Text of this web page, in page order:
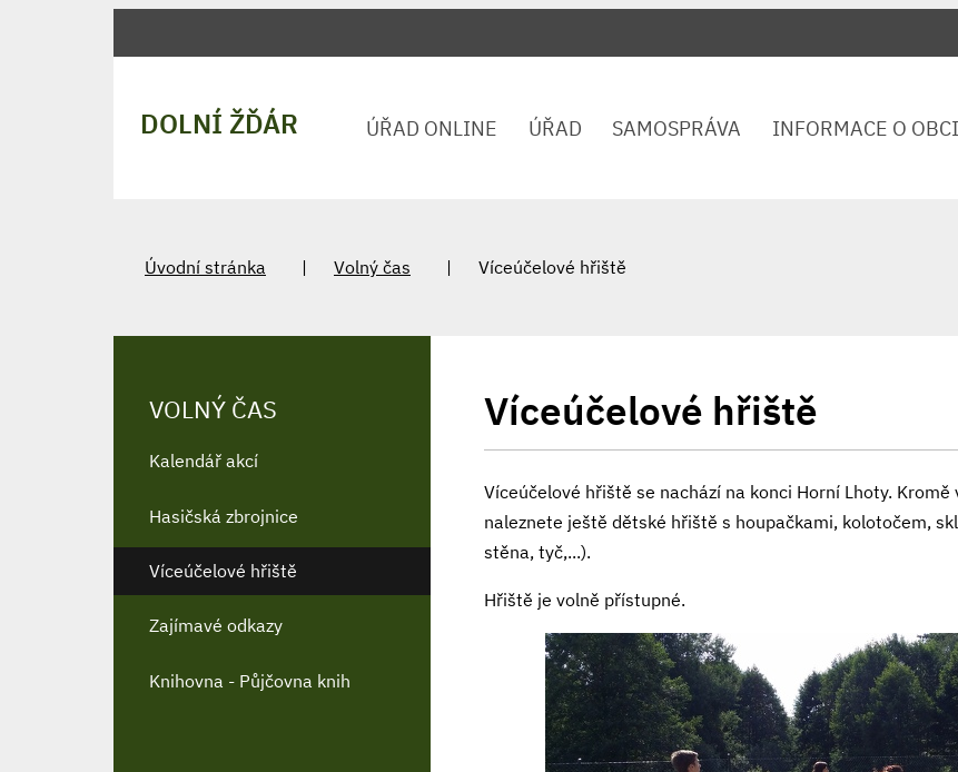
DOLNÍ ŽĎÁR ÚŘAD ONLINE ÚŘAD SAMOSPRÁVA INFORMACE O OBCI
Úvodní stránka Volný čas Víceúčelové hřiště
Víceúčelové hřiště
Víceúčelové hřiště se nachází na konci Horní Lhoty.
naleznete ještě dětské hřiště s houpačkami, kolotočem,
stěna, tyč,...).
Hřiště je volně přístupné.
VOLNÝ ČAS
Kalendář akcí
Hasičská zbrojnice
Víceúčelové hřiště
Zajímavé odkazy
Knihovna - Půjčovna knih